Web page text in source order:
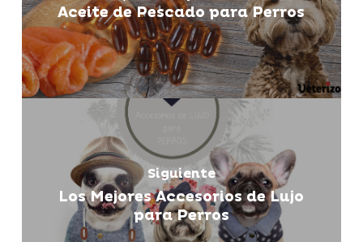
Aceite de Pescado para Perros
Siguiente
Los Mejores Accesorios de Lujo
para Perros